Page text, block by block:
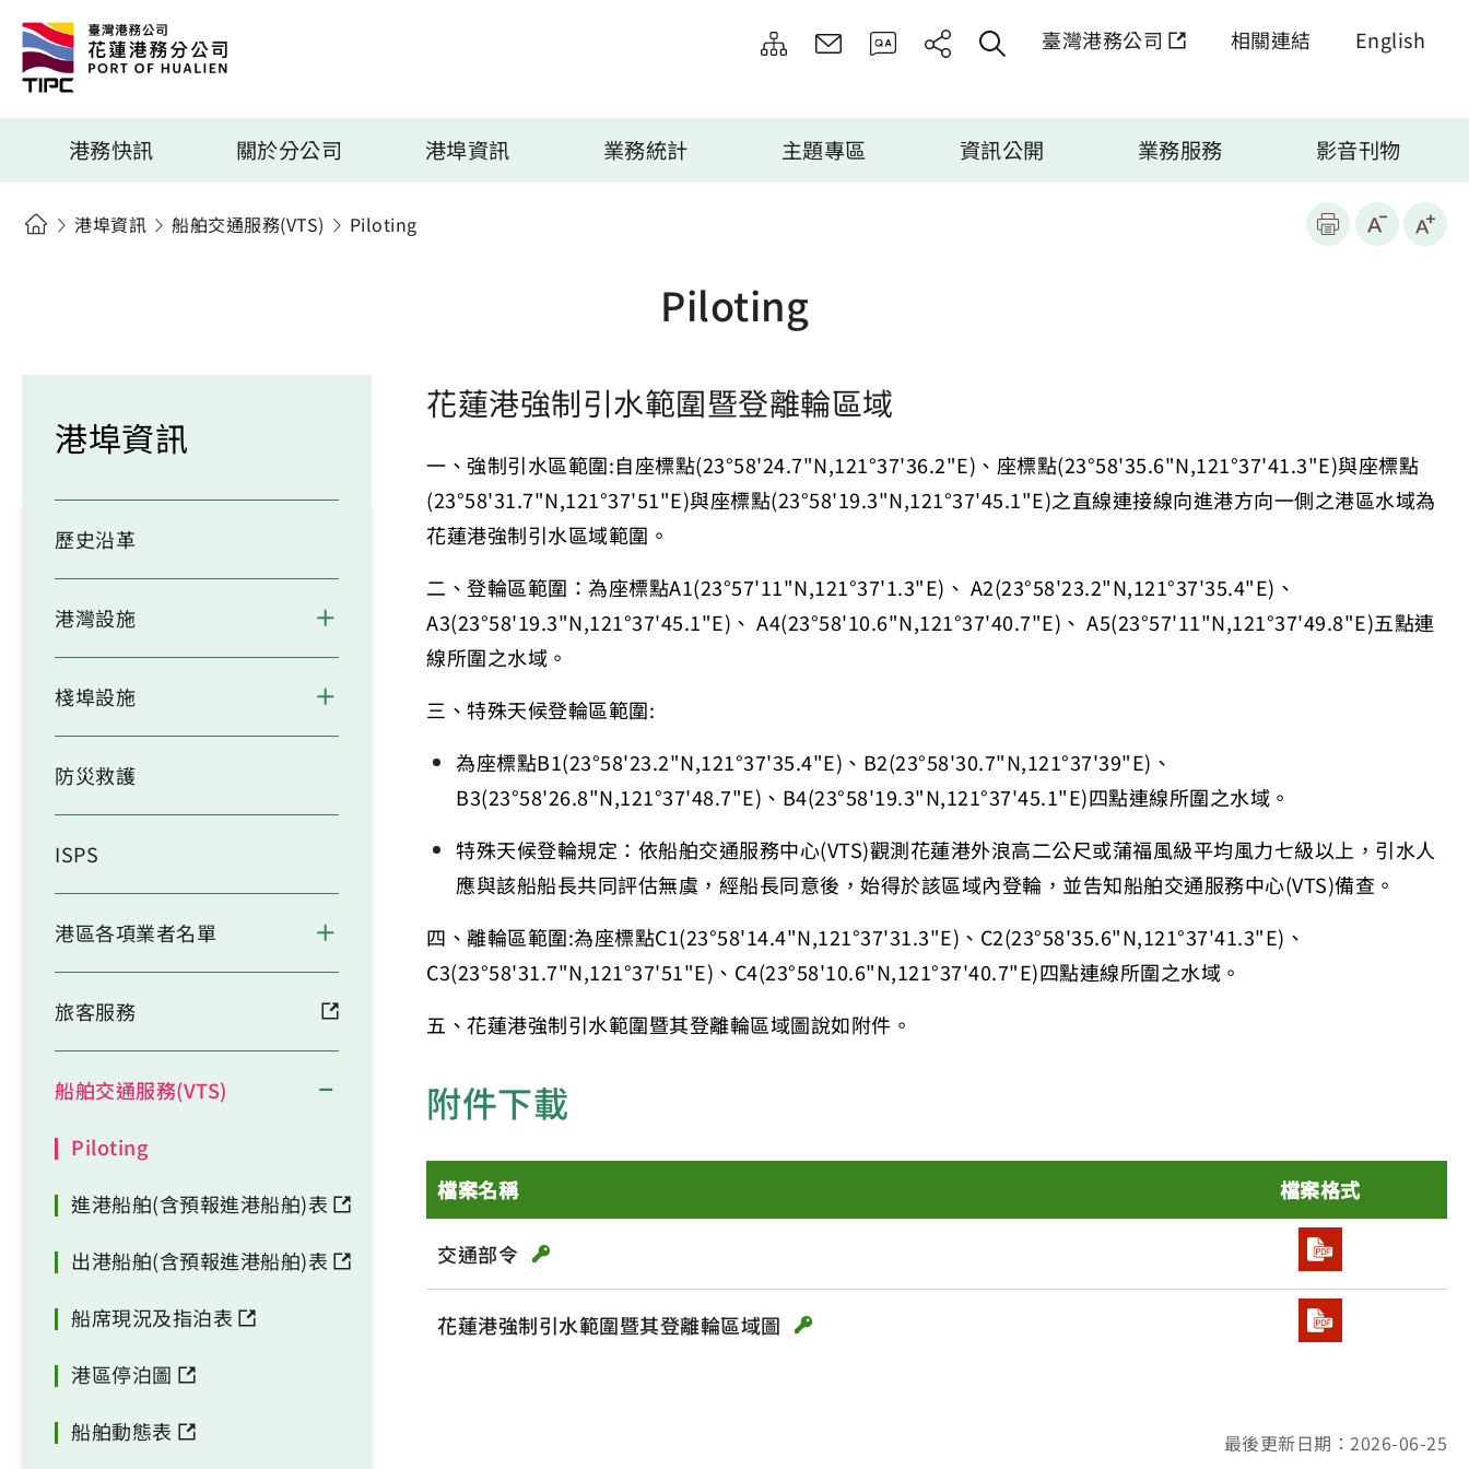
臺灣港務公司 相關連結 English
港務快訊 關於分公司 港埠資訊 業務統計 主題專區 資訊公開 業務服務 影音刊物
港埠資訊 船舶交通服務(VTS) Piloting
Piloting
港埠資訊
歷史沿革
港灣設施
棧埠設施
防災救護
ISPS
港區各項業者名單
旅客服務
船舶交通服務(VTS)
Piloting
進港船舶(含預報進港船舶)表
出港船舶(含預報進港船舶)表
船席現況及指泊表
港區停泊圖
船舶動態表
花蓮港強制引水範圍暨登離輪區域
一、強制引水區範圍:自座標點(23°58'24.7"N,121°37'36.2"E) 、座標點(23°58'35.6"N,121°37'41.3"E)與座標點
(23°58'31.7"N,121°37'51"E)與座標點(23°58'19.3"N,121°37'45.1"E)之直線連接線向進港方向一側之港區水域為
花蓮港強制引水區域範圍。
二、登輪區範圍：為座標點A1(23°57'11"N,121°37'1.3"E) 、 A2(23°58'23.2"N,121°37'35.4"E) 、
A3(23°58'19.3"N,121°37'45.1"E) 、 A4(23°58'10.6"N,121°37'40.7"E) 、 A5(23°57'11"N,121°37'49.8"E)五點連
線所圍之水域。
三、特殊天候登輪區範圍:
為座標點B1(23°58'23.2"N,121°37'35.4"E) 、 B2(23°58'30.7"N,121°37'39"E) 、
B3(23°58'26.8"N,121°37'48.7"E) 、 B4(23°58'19.3"N,121°37'45.1"E)四點連線所圍之水域。
特殊天候登輪規定：依船舶交通服務中心(VTS)觀測花蓮港外浪高二公尺或蒲福風級平均風力七級以上，引水人
應與該船船長共同評估無虞，經船長同意後，始得於該區域內登輪，並告知船舶交通服務中心(VTS)備查。
四、離輪區範圍:為座標點C1(23°58'14.4"N,121°37'31.3"E) 、 C2(23°58'35.6"N,121°37'41.3"E) 、
C3(23°58'31.7"N,121°37'51"E) 、 C4(23°58'10.6"N,121°37'40.7"E)四點連線所圍之水域。
五、花蓮港強制引水範圍暨其登離輪區域圖說如附件。
附件下載
檔案名稱 檔案格式
交通部令
花蓮港強制引水範圍暨其登離輪區域圖
最後更新日期：2026-06-25